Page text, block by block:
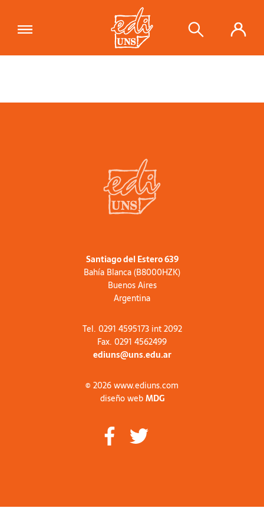
Santiago del Estero 639
Bahía Blanca (B8000HZK)
Buenos Aires
Argentina
Tel. 0291 4595173 int 2092
Fax. 0291 4562499
ediuns@uns.edu.ar
© 2026 www.ediuns.com
diseño webMDG